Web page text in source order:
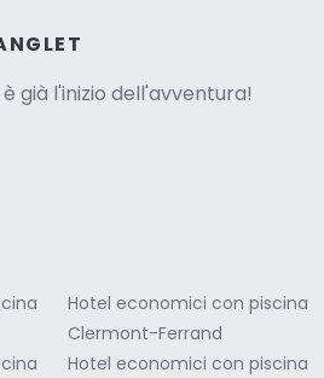
già l'inizio dell'avventura!
Hotel economici con piscina
Clermont-Ferrand
Hotel economici con piscina